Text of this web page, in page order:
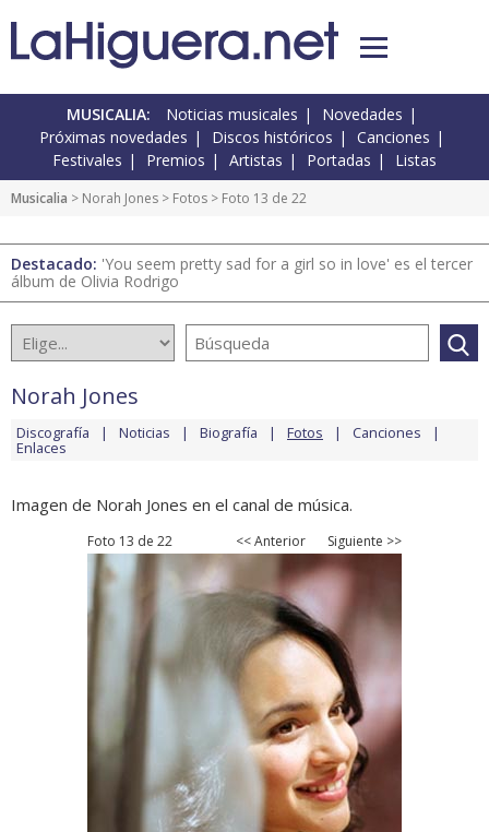
MUSICALIA: Noticias musicales
Novedades
Próximas novedades
Discos históricos
Canciones
Festivales
Premios Artistas Portadas Listas
Musicalia > Norah Jones > Fotos > Foto 13 de 22
Destacado: 'You seem pretty sad for a girl so in love' es el tercer
álbum de Olivia Rodrigo
Norah Jones
Discografía Noticias Biografía Fotos Canciones
Enlaces
Imagen de Norah Jones en el canal de música.
Foto 13 de 22 << Anterior Siguiente >>